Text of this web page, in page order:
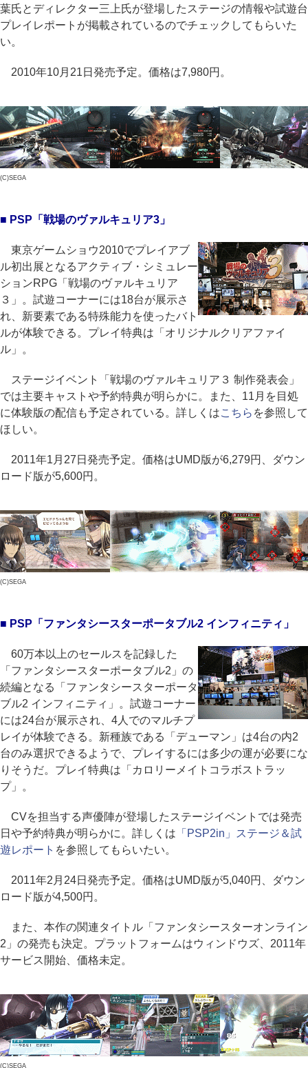
葉氏とディレクター三上氏が登場したステージの情報や試遊台
プレイレポートが掲載されているのでチェックしてもらいた
い。
2010年10月21日発売予定。価格は7,980円。
(C)SEGA
■ PSP「戦場のヴァルキュリア3」
東京ゲームショウ2010でプレイアブ
ル初出展となるアクティブ・シミュレー
ションRPG「戦場のヴァルキュリア
３」。試遊コーナーには18台が展示さ
れ、新要素である特殊能力を使ったバト
ルが体験できる。プレイ特典は「オリジナルクリアファイ
ル」。
ステージイベント「戦場のヴァルキュリア３ 制作発表会」
では主要キャストや予約特典が明らかに。また、11月を目処
に体験版の配信も予定されている。詳しくはこちら を参照して
ほしい。
2011年1月27日発売予定。価格はUMD版が6,279円、ダウン
ロード版が5,600円。
(C)SEGA
■ PSP「ファンタシースターポータブル2 インフィニティ」
60万本以上のセールスを記録した
「ファンタシースターポータブル2」の
続編となる「ファンタシースターポータ
ブル2 インフィニティ」。試遊コーナー
には24台が展示され、4人でのマルチプ
レイが体験できる。新種族である「デューマン」は4台の内2
台のみ選択できるようで、プレイするには多少の運が必要にな
りそうだ。プレイ特典は「カロリーメイトコラボストラッ
プ」。
CVを担当する声優陣が登場したステージイベントでは発売
日や予約特典が明らかに。詳しくは 「PSP2in」ステージ＆試
遊レポート を参照してもらいたい。
2011年2月24日発売予定。価格はUMD版が5,040円、ダウン
ロード版が4,500円。
また、本作の関連タイトル「ファンタシースターオンライン
2」の発売も決定。プラットフォームはウィンドウズ、2011年
サービス開始、価格未定。
(C)SEGA